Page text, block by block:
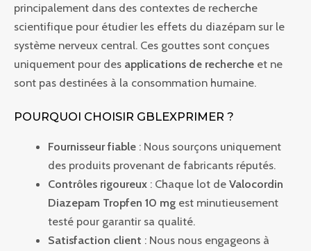
principalement dans des contextes de recherche
scientifique pour étudier les effets du diazépam sur le
système nerveux central. Ces gouttes sont conçues
uniquement pour des applications de recherche et ne
sont pas destinées à la consommation humaine.
POURQUOI CHOISIR GBLEXPRIMER ?
Fournisseur fiable : Nous sourçons uniquement
des produits provenant de fabricants réputés.
Contrôles rigoureux : Chaque lot deValocordin
Diazepam Tropfen 10 mg est minutieusement
testé pour garantir sa qualité.
Satisfaction client : Nous nous engageons à